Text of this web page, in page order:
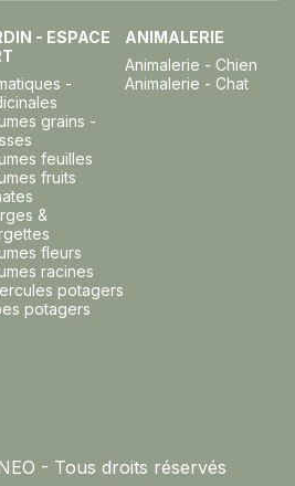
- ESPACE
-
grains -
feuilles
fruits
&
fleurs
racines
potagers
potagers
ANIMALERIE
Animalerie - Chien
Animalerie - Chat
- Tous droits réservés